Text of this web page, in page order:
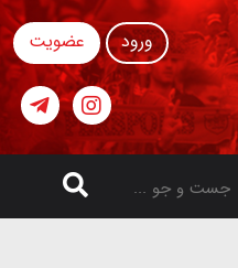
ورود عضویت